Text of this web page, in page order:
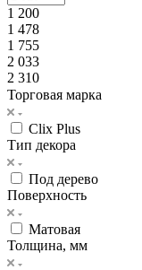
1 200
1 478
1 755
2 033
2 310
Торговая марка
Clix Plus
Тип декора
Под дерево
Поверхность
Матовая
Толщина, мм